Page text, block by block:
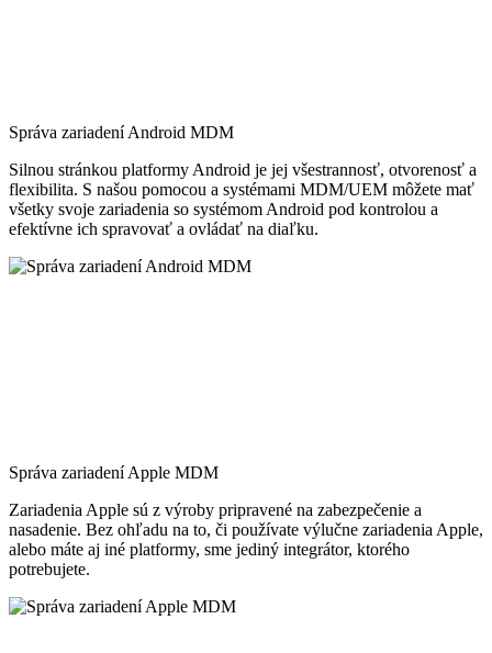
Správa zariadení Android MDM
Silnou stránkou platformy Android je jej všestrannosť, otvorenosť a
flexibilita. S našou pomocou a systémami MDM/UEM môžete mať
všetky svoje zariadenia so systémom Android pod kontrolou a
efektívne ich spravovať a ovládať na diaľku.
Správa zariadení Apple MDM
Zariadenia Apple sú z výroby pripravené na zabezpečenie a
nasadenie. Bez ohľadu na to, či používate výlučne zariadenia Apple,
alebo máte aj iné platformy, sme jediný integrátor, ktorého
potrebujete.